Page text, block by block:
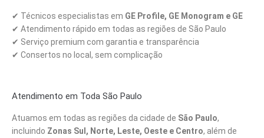
✔ Técnicos especialistas em GE Profile, GE Monogram e GE
✔ Atendimento rápido em todas as regiões de São Paulo
✔ Serviço premium com garantia e transparência
✔ Consertos no local, sem complicação
Atendimento em Toda São Paulo
Atuamos em todas as regiões da cidade de São Paulo,
incluindo Zonas Sul, Norte, Leste, Oeste e Centro, além de